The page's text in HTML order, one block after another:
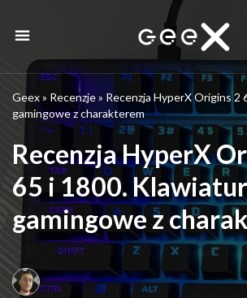
Geex» Recenzje» Recenzja HyperX Origins 2
gamingowe z charakterem
Recenzja HyperX
65 i 1800.
gamingowe z